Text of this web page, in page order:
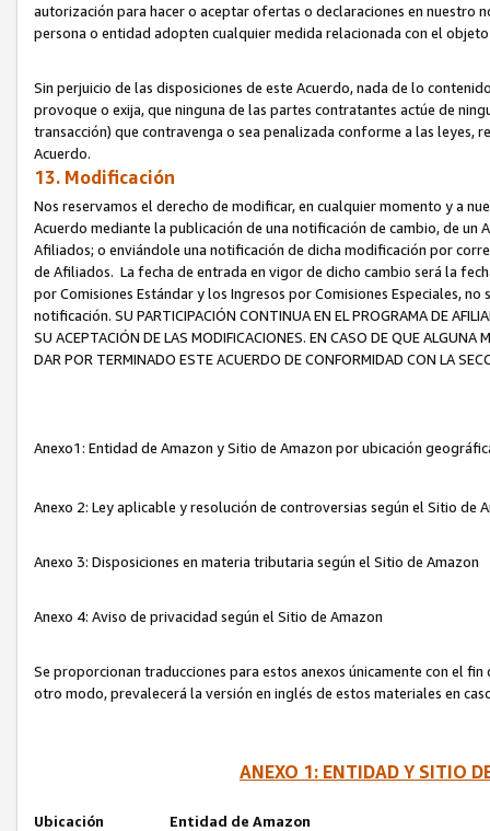
autorización para hacer o aceptar ofertas o declaraciones en nuestro
persona o entidad adopten cualquier medida relacionada con el
Sin perjuicio de las disposiciones de este Acuerdo, nada de lo
provoque o exija, que ninguna de las partes contratantes actúe de
transacción) que contravenga o sea penalizada conforme a las leyes,
Acuerdo.
13. Modificación
Nos reservamos el derecho de modificar, en cualquier momento y a
Acuerdo mediante la publicación de una notificación de cambio, de
Afiliados; o enviándole una notificación de dicha modificación por
de Afiliados. La fecha de entrada en vigor de dicho cambio será la
por Comisiones Estándar y los Ingresos por Comisiones Especiales,
notificación. SU PARTICIPACIÓN CONTINUA EN EL PROGRAMA DE
SU ACEPTACIÓN DE LAS MODIFICACIONES. EN CASO DE QUE ALGUNA
DAR POR TERMINADO ESTE ACUERDO DE CONFORMIDAD CON LA
Anexo1: Entidad de Amazon y Sitio de Amazon por ubicación
Anexo 2: Ley aplicable y resolución de controversias según el Sitio de
Anexo 3: Disposiciones en materia tributaria según el Sitio de Amazon
Anexo 4: Aviso de privacidad según el Sitio de Amazon
Se proporcionan traducciones para estos anexos únicamente con el
otro modo, prevalecerá la versión en inglés de estos materiales en
ANEXO 1: ENTIDAD Y SITIO
Ubicación
Entidad de Amazon